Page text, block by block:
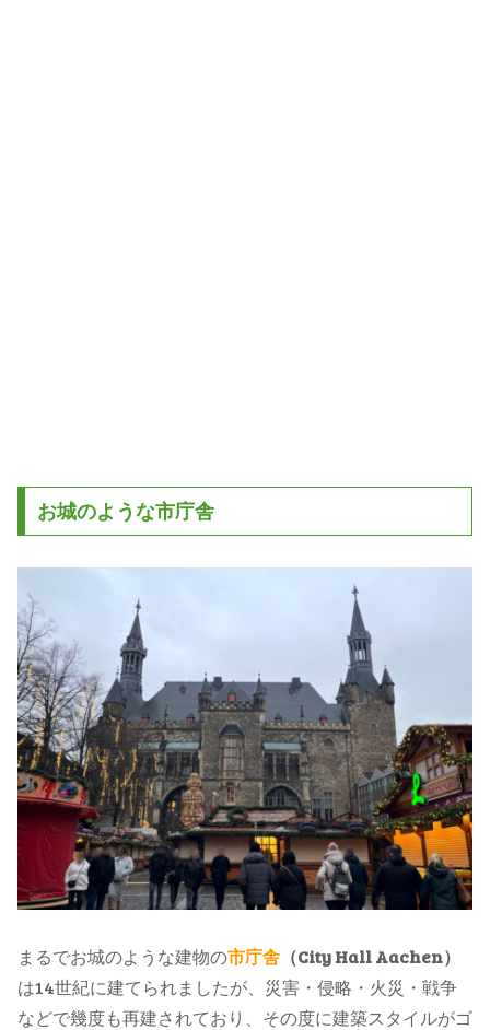
お城のような市庁舎
まるでお城のような建物の市庁舎 （City Hall Aachen）
は14世紀に建てられましたが、災害・侵略・火災・戦争
などで幾度も再建されており、その度に建築スタイルがゴ